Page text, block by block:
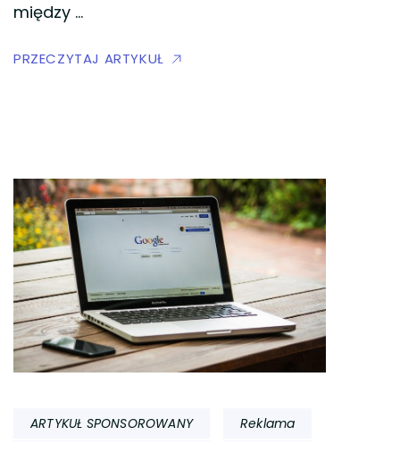
między …
PRZECZYTAJ ARTYKUŁ
ARTYKUŁ SPONSOROWANY Reklama